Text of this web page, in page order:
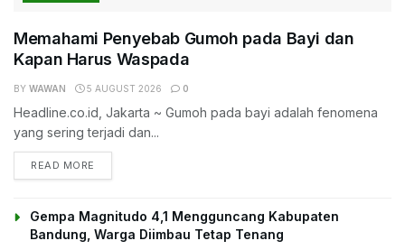
Memahami Penyebab Gumoh pada Bayi dan
Kapan Harus Waspada
BY WAWAN 5 AUGUST 2026 0
Headline.co.id, Jakarta ~ Gumoh pada bayi adalah fenomena
yang sering terjadi dan...
READ MORE
Gempa Magnitudo 4,1 Mengguncang Kabupaten
Bandung, Warga Diimbau Tetap Tenang